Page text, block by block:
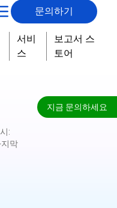
문의하기
서비
스
보고서 스
토어
지금 문의하세요
:
막